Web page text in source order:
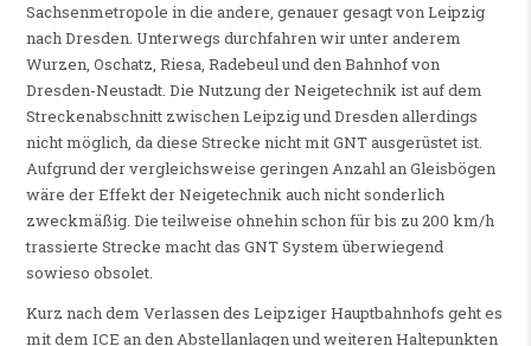
Sachsenmetropole in die andere, genauer gesagt von Leipzig
nach Dresden. Unterwegs durchfahren wir unter anderem
Wurzen, Oschatz, Riesa, Radebeul und den Bahnhof von
Dresden-Neustadt. Die Nutzung der Neigetechnik ist auf dem
Streckenabschnitt zwischen Leipzig und Dresden allerdings
nicht möglich, da diese Strecke nicht mit GNT ausgerüstet ist.
Aufgrund der vergleichsweise geringen Anzahl an Gleisbögen
wäre der Effekt der Neigetechnik auch nicht sonderlich
zweckmäßig. Die teilweise ohnehin schon für bis zu 200 km/h
trassierte Strecke macht das GNT System überwiegend
sowieso obsolet.
Kurz nach dem Verlassen des Leipziger Hauptbahnhofs geht es
mit dem ICE an den Abstellanlagen und weiteren Haltepunkten